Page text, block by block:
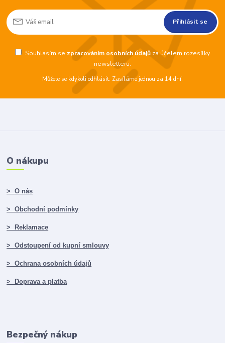
Přihlásit se
Souhlasím se zpracováním osobních údajůza účelem rozesílky
newsletteru.
Můžete se kdykoli odhlásit. Zasíláme jednou za 14 dní.
O nákupu
> O nás
> Obchodní podmínky
> Reklamace
> Odstoupení od kupní smlouvy
> Ochrana osobních údajů
> Doprava a platba
Bezpečný nákup